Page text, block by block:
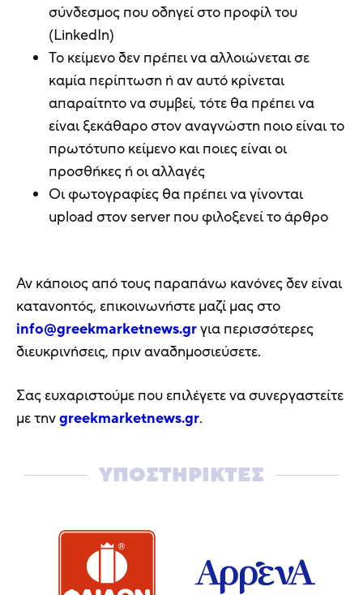
σύνδεσμος που οδηγεί στο προφίλ του
(LinkedIn)
Το κείμενο δεν πρέπει να αλλοιώνεται σε
καμία περίπτωση ή αν αυτό κρίνεται
απαραίτητο να συμβεί, τότε θα πρέπει να
είναι ξεκάθαρο στον αναγνώστη ποιο είναι το
πρωτότυπο κείμενο και ποιες είναι οι
προσθήκες ή οι αλλαγές
Οι φωτογραφίες θα πρέπει να γίνονται
upload στον server που φιλοξενεί το άρθρο
Αν κάποιος από τους παραπάνω κανόνες δεν είναι
κατανοητός, επικοινωνήστε μαζί μας στο
info@greekmarketnews.grγια περισσότερες
διευκρινήσεις, πριν αναδημοσιεύσετε.
Σας ευχαριστούμε που επιλέγετε να συνεργαστείτε
με τηνgreekmarketnews.gr.
ΥΠΟΣΤΗΡΙΚΤΕΣ